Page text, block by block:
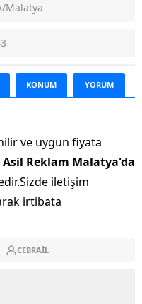
Malatya
KONUM YORUM
ve uygun fiyata
Asil Reklam Malatya'da
iletişim
irtibata
CEBRAIL